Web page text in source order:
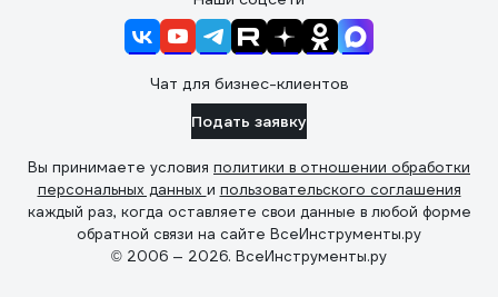
Чат для бизнес-клиентов
Подать заявку
Вы принимаете условия политики в отношении обработки
персональных данных и пользовательского соглашения
каждый раз, когда оставляете свои данные в любой форме
обратной связи на сайте ВсеИнструменты.ру
© 2006 — 2026. ВсеИнструменты.ру